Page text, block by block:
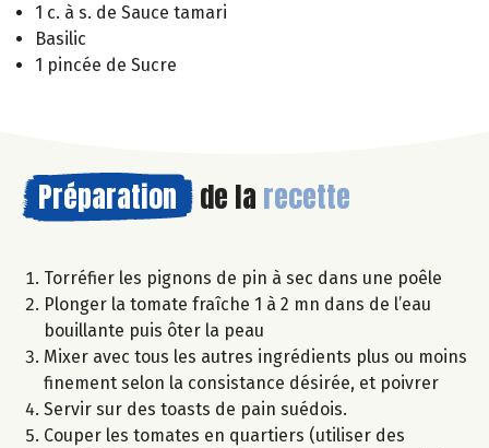
1 c. à s. de Sauce tamari
Basilic
1 pincée de Sucre
Préparation de la recette
Torréfier les pignons de pin à sec dans une poêle
Plonger la tomate fraîche 1 à 2 mn dans de l’eau
bouillante puis ôter la peau
Mixer avec tous les autres ingrédients plus ou moins
finement selon la consistance désirée, et poivrer
Servir sur des toasts de pain suédois.
Couper les tomates en quartiers (utiliser des